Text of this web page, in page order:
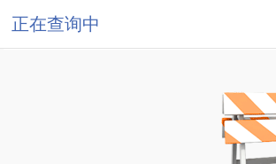
正在查询中